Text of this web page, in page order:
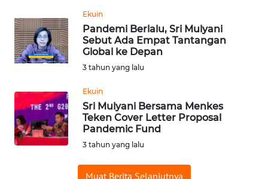
Ekuin
Pandemi Berlalu, Sri Mulyani
Sebut Ada Empat Tantangan
Global ke Depan
3 tahun yang lalu
Ekuin
Sri Mulyani Bersama Menkes
Teken Cover Letter Proposal
Pandemic Fund
3 tahun yang lalu
Muat Berita Selanjutnya
WN
CIANJUR
SERIBU
WN
TANGERANG